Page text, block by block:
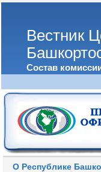
Вестник
Состав
О Республике